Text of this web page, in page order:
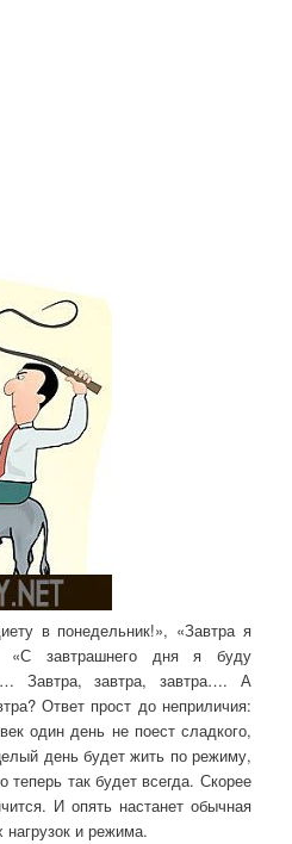
в понедельник!», «Завтра я
«С завтрашнего дня я буду
Завтра, завтра, завтра…. А
Ответ прост до неприличия:
один день не поест сладкого,
день будет жить по режиму,
теперь так будет всегда. Скорее
И опять настанет обычная
и режима.